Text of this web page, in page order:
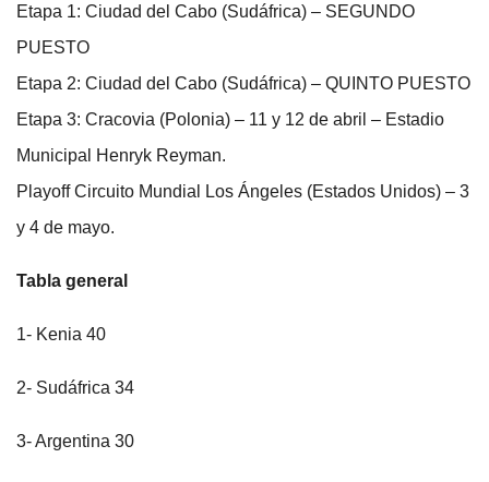
Etapa 1: Ciudad del Cabo (Sudáfrica) – SEGUNDO
PUESTO
Etapa 2: Ciudad del Cabo (Sudáfrica) – QUINTO PUESTO
Etapa 3: Cracovia (Polonia) – 11 y 12 de abril – Estadio
Municipal Henryk Reyman.
Playoff Circuito Mundial Los Ángeles (Estados Unidos) – 3
y 4 de mayo.
Tabla general
1- Kenia 40
2- Sudáfrica 34
3- Argentina 30